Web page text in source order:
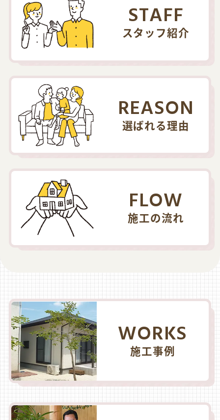
STAFF
スタッフ紹介
REASON
選ばれる理由
FLOW
施工の流れ
WORKS
施工事例